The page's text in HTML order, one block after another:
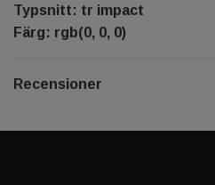
Typsnitt: tr impact
Färg: rgb(0, 0, 0)
Recensioner